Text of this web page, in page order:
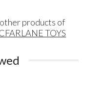
products of
TOYS